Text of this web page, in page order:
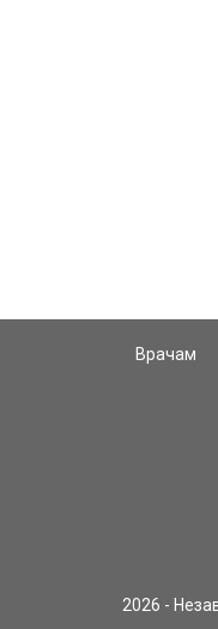
Врачам
2026 -